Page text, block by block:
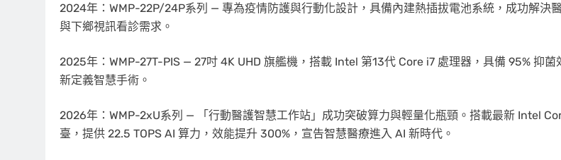
2024年：WMP-22P/24P系列 — 專為疫情防護與行動化設計，具備內建熱插拔電池系統，成功解決
與下鄉視訊看診需求。
2025年：WMP-27T-PIS — 27吋 4K UHD 旗艦機，搭載 Intel 第13代 Core i7 處理器，具備 95% 抑菌
新定義智慧手術。
2026年：WMP-2xU系列 — 「行動醫護智慧工作站」成功突破算力與輕量化瓶頸。搭載最新 Intel
臺，提供 22.5 TOPS AI 算力，效能提升 300%，宣告智慧醫療進入 AI 新時代。